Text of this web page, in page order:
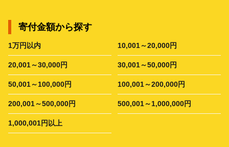
寄付金額から探す
1万円以内 10,001～20,000円
20,001～30,000円 30,001～50,000円
50,001～100,000円 100,001～200,000円
200,001～500,000円 500,001～1,000,000円
1,000,001円以上